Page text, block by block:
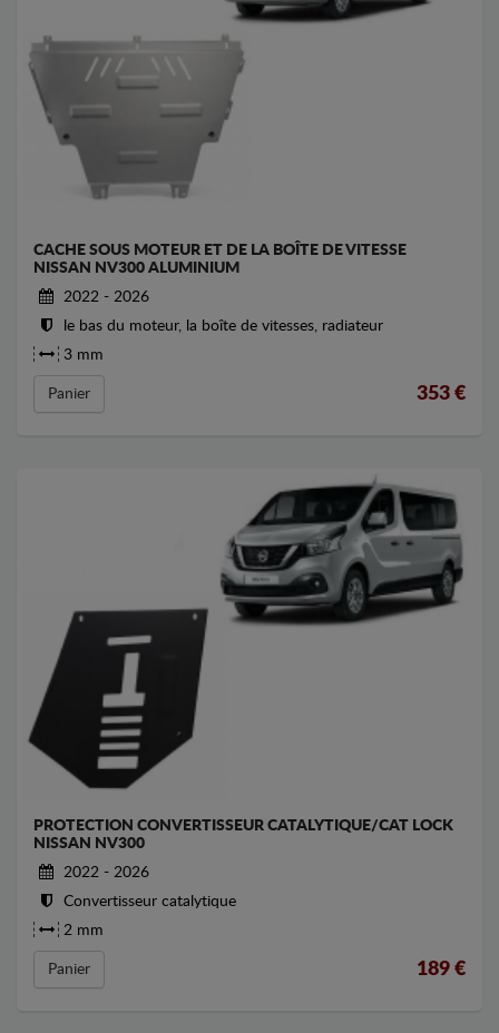
CACHE SOUS MOTEUR ET DE LA BOÎTE DE VITESSE
NISSAN NV300 ALUMINIUM
2022 - 2026
le bas du moteur, la boîte de vitesses, radiateur
3 mm
Panier 353 €
PROTECTION CONVERTISSEUR CATALYTIQUE/CAT LOCK
NISSAN NV300
2022 - 2026
Convertisseur catalytique
2 mm
Panier 189 €